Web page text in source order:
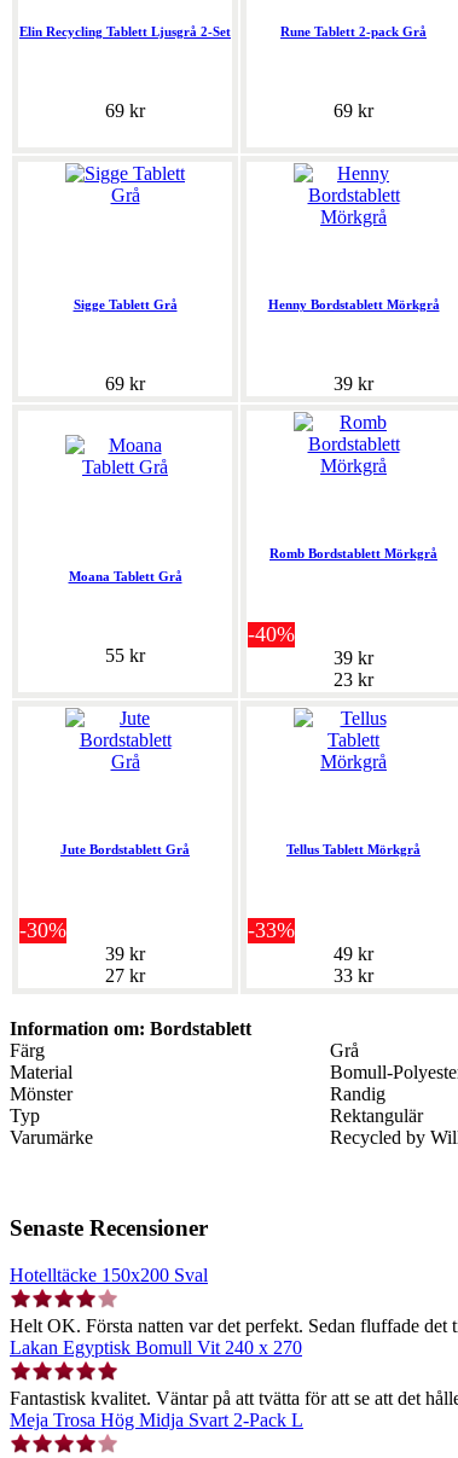
Elin Recycling Tablett Ljusgrå 2-Set
69 kr
Rune Tablett 2-pack Grå
69 kr
Sigge Tablett Grå
69 kr
Henny Bordstablett Mörkgrå
39 kr
Moana Tablett Grå
55 kr
Romb Bordstablett Mörkgrå
-40%
39 kr
23 kr
Jute Bordstablett Grå
-30%
39 kr
27 kr
Tellus Tablett Mörkgrå
-33%
49 kr
33 kr
Information om: Bordstablett
Färg
Grå
Material
Bomull-
Mönster
Randig
Typ
Rektangulär
Varumärke
Recycled by
Senaste Recensioner
Hotelltäcke 150x200 Sval
Helt OK. Första natten var det perfekt. Sedan fluffade
Lakan Egyptisk Bomull Vit 240 x 270
Fantastisk kvalitet. Väntar på att tvätta för att se att det
Meja Trosa Hög Midja Svart 2-Pack L